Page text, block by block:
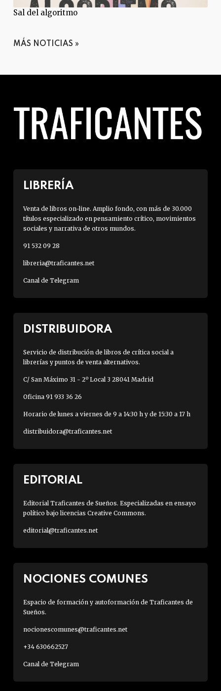
Sal del algoritmo
MÁS NOTICIAS
LIBRERÍA
Venta de libros on-line. Amplio fondo, con más de 30.000
títulos especializado en pensamiento crítico, movimientos
sociales y narrativa de otros mundos.
91 532 09 28
libreria@traficantes.net
Canal de Telegram
DISTRIBUIDORA
Servicio de distribución de libros de crítica social a
librerías y puntos de venta alternativos.
C/ San Máximo 31 - 2º Local 3 28041 Madrid
Oficina 91 933 36 26
Horario de lunes a viernes de 9 a 14:30 h y de 15:30 a 17 h
distribuidora@traficantes.net
EDITORIAL
Editorial Traficantes de Sueños. Especializadas en ensayo
político bajo licencias Creative Commons.
editorial@traficantes.net
NOCIONES COMUNES
Espacio de formación y autoformación de Traficantes de
Sueños.
nocionescomunes@traficantes.net
+34 630662527
Canal de Telegram